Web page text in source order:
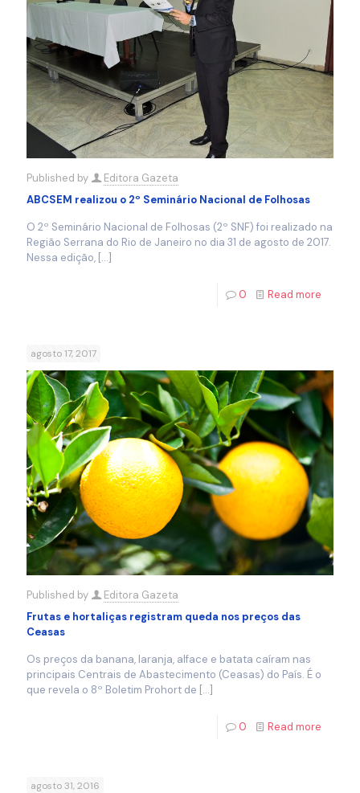
Published by
Editora Gazeta
ABCSEM realizou o 2º Seminário Nacional de Folhosas
O 2º Seminário Nacional de Folhosas (2º SNF) foi realizado na
Região Serrana do Rio de Janeiro no dia 31 de agosto de 2017.
Nessa edição, […]
0 Read more
agosto 17, 2017
Published by
Editora Gazeta
Frutas e hortaliças registram queda nos preços das
Ceasas
Os preços da banana, laranja, alface e batata caíram nas
principais Centrais de Abastecimento (Ceasas) do País. É o
que revela o 8º Boletim Prohort de […]
0 Read more
agosto 31, 2016